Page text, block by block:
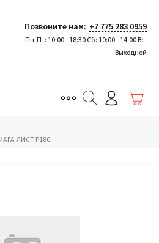
Позвоните нам: +7 775 283 0959
Пн-Пт: 10:00 - 18:30 Сб: 10:00 - 14:00 Вс:
Выходной
ЛИСТ Р180